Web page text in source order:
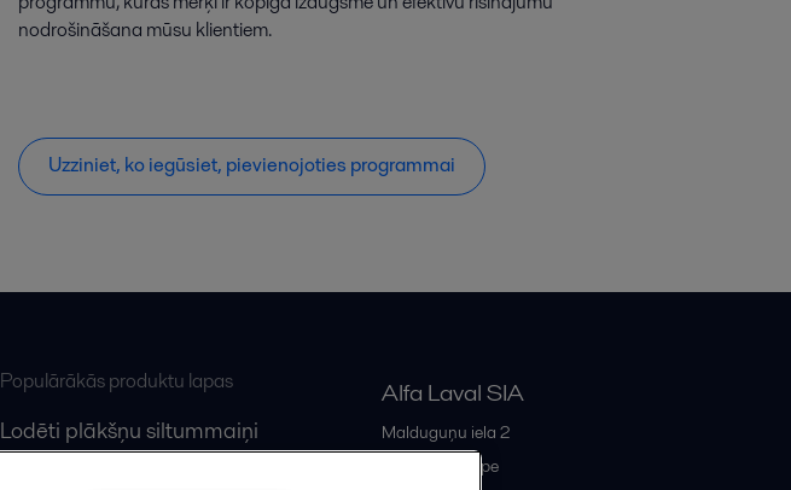
nodrošināšana mūsu klientiem.
Uzziniet, ko iegūsiet, pievienojoties programmai
Populārākās produktu lapas
Lodēti plākšņu siltummaiņi
Alfa Laval SIA
Malduguņu iela 2
Mārupe